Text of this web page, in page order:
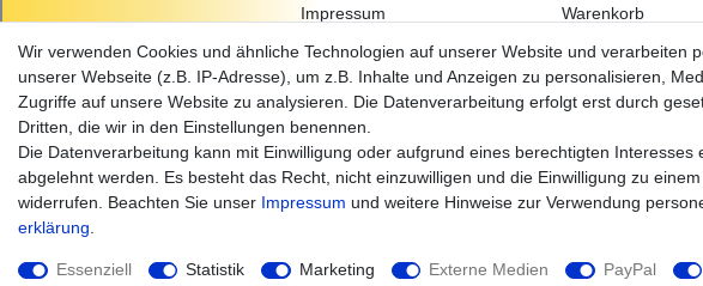
Impressum
Warenkorb
Hilfe
Widerrufs­recht
©
Wir verwenden Cookies und ähnliche Technologien auf unserer Website und verarbeiten
unserer Webseite (z.B. IP-Adresse), um z.B. Inhalte und Anzeigen zu personalisieren,
Zugriffe auf unsere Website zu analysieren. Die Datenverarbeitung erfolgt erst durch
Dritten, die wir in den Einstellungen benennen.
Die Datenverarbeitung kann mit Einwilligung oder aufgrund eines berechtigten
abgelehnt werden. Es besteht das Recht, nicht einzuwilligen und die Einwilligung zu
widerrufen. Beachten Sie unser Impressum und weitere Hinweise zur Verwendung
erklärung
Essenziell Statistik Marketing Externe Medien PayPal